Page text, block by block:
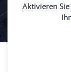
Aktivieren